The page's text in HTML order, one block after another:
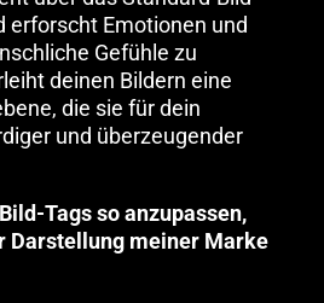
erforscht Emotionen und
Gefühle zu
deinen Bildern eine
die sie für dein
und überzeugender
Tags so anzupassen,
Darstellung meiner Marke